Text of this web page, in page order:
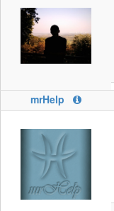
mrHelp